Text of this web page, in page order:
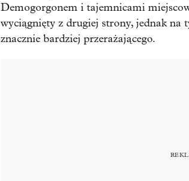
Demogorgonem i tajemnicami
wyciągnięty z drugiej strony, jednak na
znacznie bardziej przerażającego.